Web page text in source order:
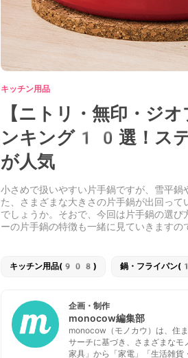
キッチン用品
【ニトリ・無印・ジ
ンキング10選！ステ
が人気
小さめで扱いやすい片手鍋ですが、雪平
た、さまざまな大きさの片手鍋が出回っ
でしょうか。そおで、今回は片手鍋の選
ーの片手鍋の特徴も一緒に見ていきますの
キッチン用品(908) 鍋・フライパ
企画・制作
monocow編集部
monocow（モノカウ）は、住
サーチに基づき、さまざまなモ
家具」から「家電」「生活雑貨